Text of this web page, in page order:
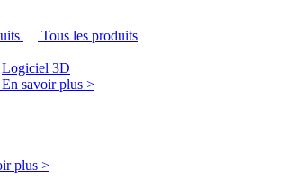
Tous les produits
Logiciel 3D
En savoir plus >
plus >